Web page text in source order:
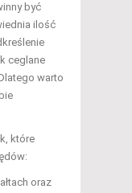
być
ilość
ceglane
warto
które
oraz